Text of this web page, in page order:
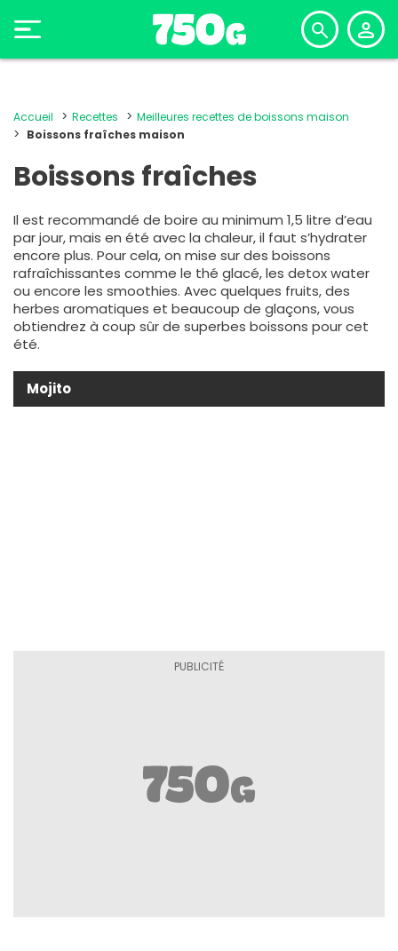
Accueil Recettes
Meilleures recettes de boissons maison
Boissons fraîches maison
Boissons fraîches
Il est recommandé de boire au minimum 1,5 litre d’eau
par jour, mais en été avec la chaleur, il faut s’hydrater
encore plus. Pour cela, on mise sur des boissons
rafraîchissantes comme le thé glacé, les detox water
ou encore les smoothies. Avec quelques fruits, des
herbes aromatiques et beaucoup de glaçons, vous
obtiendrez à coup sûr de superbes boissons pour cet
été.
Mojito